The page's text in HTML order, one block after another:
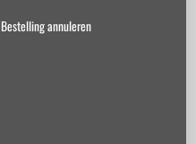
Bestelling annuleren